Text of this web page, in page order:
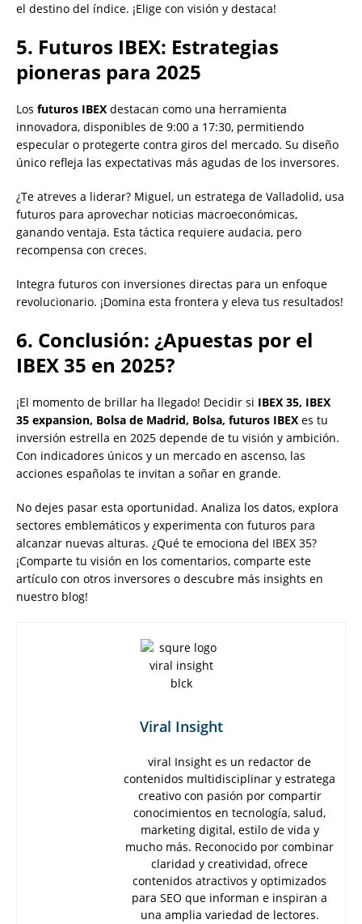
el destino del índice. ¡Elige con visión y destaca!
5. Futuros IBEX: Estrategias
pioneras para 2025
Los futuros IBEX destacan como una herramienta
innovadora, disponibles de 9:00 a 17:30, permitiendo
especular o protegerte contra giros del mercado. Su diseño
único refleja las expectativas más agudas de los inversores.
¿Te atreves a liderar? Miguel, un estratega de Valladolid, usa
futuros para aprovechar noticias macroeconómicas,
ganando ventaja. Esta táctica requiere audacia, pero
recompensa con creces.
Integra futuros con inversiones directas para un enfoque
revolucionario. ¡Domina esta frontera y eleva tus resultados!
6. Conclusión: ¿Apuestas por el
IBEX 35 en 2025?
¡El momento de brillar ha llegado! Decidir si IBEX 35, IBEX
35 expansion, Bolsa de Madrid, Bolsa, futuros IBEX es tu
inversión estrella en 2025 depende de tu visión y ambición.
Con indicadores únicos y un mercado en ascenso, las
acciones españolas te invitan a soñar en grande.
No dejes pasar esta oportunidad. Analiza los datos, explora
sectores emblemáticos y experimenta con futuros para
alcanzar nuevas alturas. ¿Qué te emociona del IBEX 35?
¡Comparte tu visión en los comentarios, comparte este
artículo con otros inversores o descubre más insights en
nuestro blog!
Viral Insight
viral Insight es un redactor de
contenidos multidisciplinar y estratega
creativo con pasión por compartir
conocimientos en tecnología, salud,
marketing digital, estilo de vida y
mucho más. Reconocido por combinar
claridad y creatividad, ofrece
contenidos atractivos y optimizados
para SEO que informan e inspiran a
una amplia variedad de lectores.